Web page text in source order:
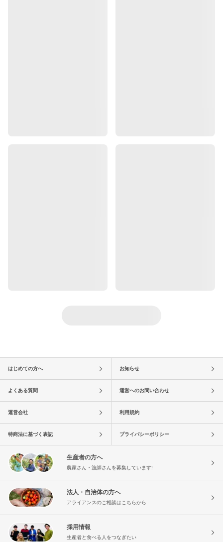
はじめての方へ お知らせ
よくある質問 運営へのお問い合わせ
運営会社 利用規約
特商法に基づく表記 プライバシーポリシー
生産者の方へ
農家さん・漁師さんを募集しています!
法人・自治体の方へ
アライアンスのご相談はこちらから
採用情報
生産者と食べる人をつなぎたい